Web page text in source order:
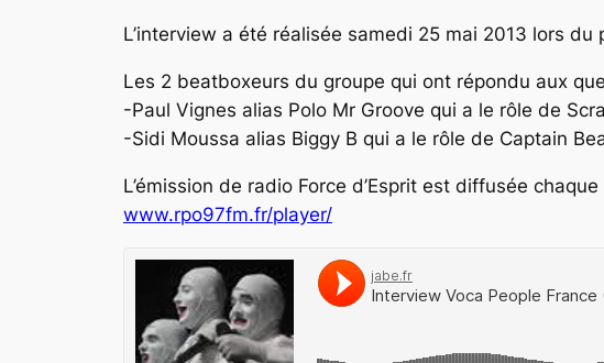
L’interview a été réalisée samedi 25 mai 2013 lors
Les 2 beatboxeurs du groupe qui ont répondu aux
-Paul Vignes alias Polo Mr Groove qui a le rôle de
-Sidi Moussa alias Biggy B qui a le rôle de Captain
L’émission de radio Force d’Esprit est diffusée
www.rpo97fm.fr/player/